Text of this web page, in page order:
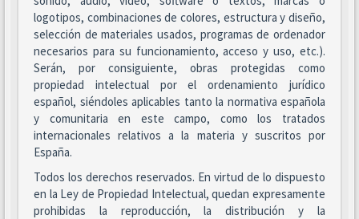
logotipos, combinaciones de colores, estructura y diseño,
selección de materiales usados, programas de ordenador
necesarios para su funcionamiento, acceso y uso, etc.).
Serán, por consiguiente, obras protegidas como
propiedad intelectual por el ordenamiento jurídico
español, siéndoles aplicables tanto la normativa española
y comunitaria en este campo, como los tratados
internacionales relativos a la materia y suscritos por
España.
Todos los derechos reservados. En virtud de lo dispuesto
en la Ley de Propiedad Intelectual, quedan expresamente
prohibidas la reproducción, la distribución y la